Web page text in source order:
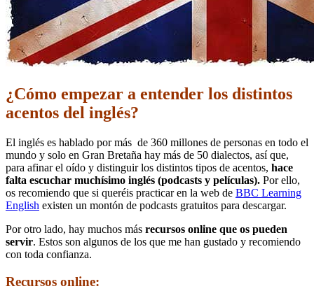
¿Cómo empezar a entender los distintos
acentos del inglés?
El inglés es hablado por más de 360 millones de personas en todo el
mundo y solo en Gran Bretaña hay más de 50 dialectos, así que,
para afinar el oído y distinguir los distintos tipos de acentos, hace
falta escuchar muchísimo inglés (podcasts y películas). Por ello,
os recomiendo que si queréis practicar en la web de BBC Learning
English existen un montón de podcasts gratuitos para descargar.
Por otro lado, hay muchos más recursos online que os pueden
servir. Estos son algunos de los que me han gustado y recomiendo
con toda confianza.
Recursos online: